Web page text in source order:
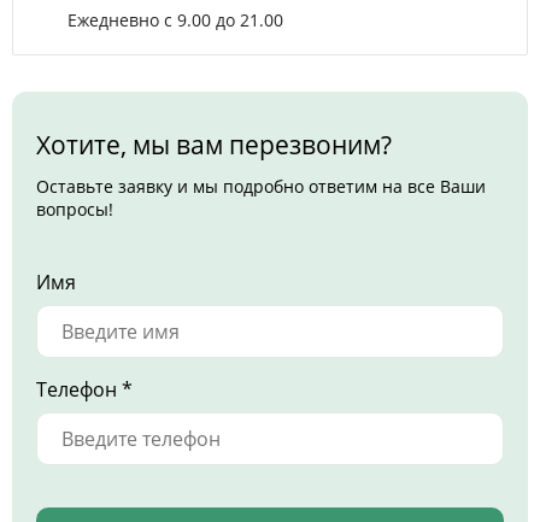
Ежедневно с 9.00 до 21.00
Хотите, мы вам перезвоним?
Оставьте заявку и мы подробно ответим на все Ваши
вопросы!
Имя
Телефон *